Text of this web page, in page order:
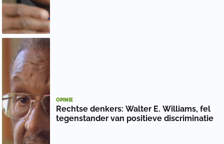
OPINIE
Rechtse denkers: Walter E. Williams, fel
tegenstander van positieve discriminatie